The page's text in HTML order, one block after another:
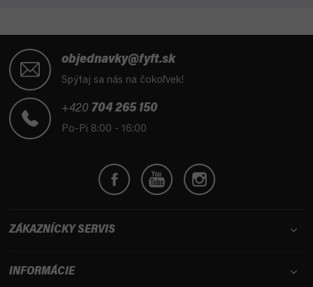
objednavky@fyft.sk
Spýtaj sa nás na čokoľvek!
+420 704 265 150
Po-Pi 8:00 - 16:00
ZÁKAZNÍCKY SERVIS
INFORMÁCIE